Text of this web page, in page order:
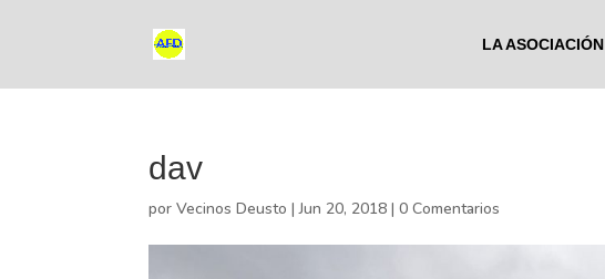
LA ASOCIACIÓN
dav
porVecinos Deusto |Jun 20, 2018 |0 Comentarios